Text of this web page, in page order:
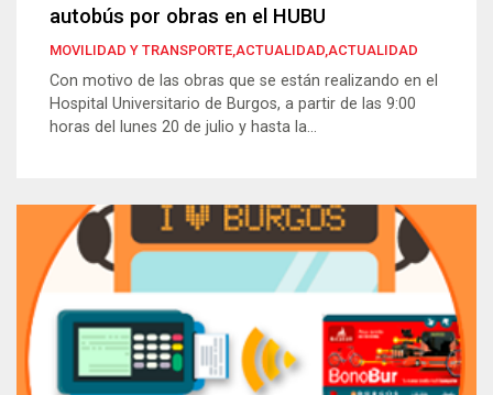
autobús por obras en el HUBU
MOVILIDAD Y TRANSPORTE,ACTUALIDAD,ACTUALIDAD
Con motivo de las obras que se están realizando en el
Hospital Universitario de Burgos, a partir de las 9:00
horas del lunes 20 de julio y hasta la...